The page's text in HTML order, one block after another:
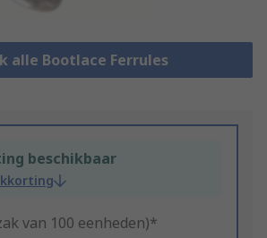
alle Bootlace Ferrules
beschikbaar
van 100 eenheden)*